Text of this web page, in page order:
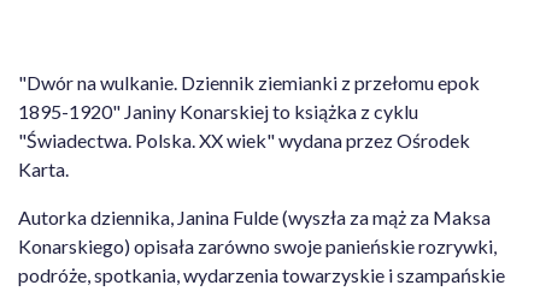
"Dwór na wulkanie. Dziennik ziemianki z przełomu epok
1895-1920" Janiny Konarskiej to książka z cyklu
"Świadectwa. Polska. XX wiek" wydana przez Ośrodek
Karta.
Autorka dziennika, Janina Fulde (wyszła za mąż za Maksa
Konarskiego) opisała zarówno swoje panieńskie rozrywki,
podróże, spotkania, wydarzenia towarzyskie i szampańskie